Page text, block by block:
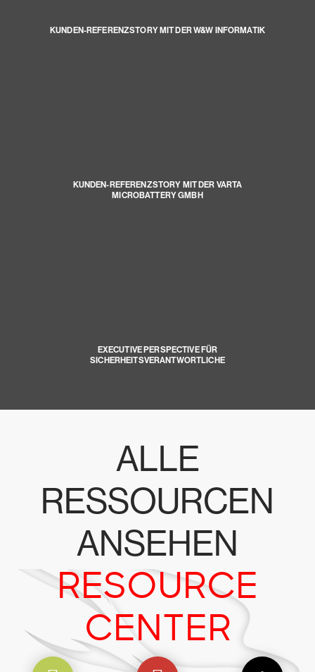
KUNDEN-REFERENZSTORY MIT DER W&W INFORMATIK
KUNDEN-REFERENZSTORY MIT DER VARTA
MICROBATTERY GMBH
EXECUTIVE PERSPECTIVE FÜR
SICHERHEITSVERANTWORTLICHE
ALLE
RESSOURCEN
ANSEHEN
RESOURCE
CENTER